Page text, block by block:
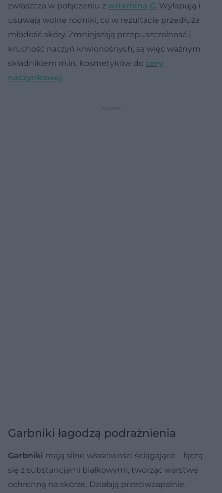
zwłaszcza w połączeniu z witaminą C. Wyłapują i
usuwają wolne rodniki, co w rezultacie przedłuża
młodość skóry. Zmniejszają przepuszczalność i
kruchość naczyń krwionośnych, są więc ważnym
składnikiem m.in. kosmetyków do cery
naczynkowej.
Garbniki łagodzą podrażnienia
Garbniki mają silne właściwości ściągające – łączą
się z substancjami białkowymi, tworząc warstwę
ochronną na skórze. Działają przeciwzapalnie,